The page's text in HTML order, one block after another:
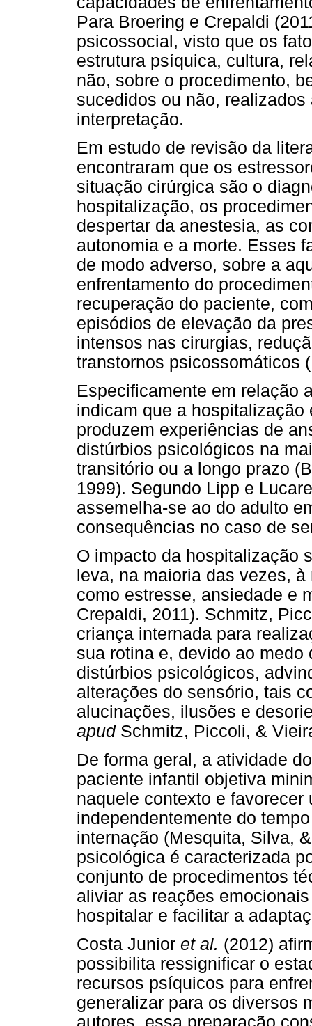
Para Broering e Crepaldi
psicossocial, visto que os
estrutura psíquica, cultura,
não, sobre o procedimento,
sucedidos ou não,
interpretação.
Em estudo de revisão da
encontraram que os
situação cirúrgica são o
hospitalização, os
despertar da anestesia, as
autonomia e a morte. Esses
de modo adverso, sobre a
enfrentamento do
recuperação do paciente,
episódios de elevação da
intensos nas cirurgias,
transtornos psicossomáticos
Especificamente em relação
indicam que a
produzem experiências de
distúrbios psicológicos na
transitório ou a longo prazo
1999). Segundo Lipp e
assemelha-se ao do adulto
consequências no caso de
O impacto da hospitalização
leva, na maioria das vezes,
como estresse, ansiedade e
Crepaldi, 2011). Schmitz,
criança internada para
sua rotina e, devido ao
distúrbios psicológicos,
alterações do sensório, tais
alucinações, ilusões e
apudSchmitz, Piccoli, &
De forma geral, a atividade
paciente infantil objetiva
naquele contexto e
independentemente do
internação (Mesquita, Silva,
psicológica é caracterizada
conjunto de procedimentos
aliviar as reações
hospitalar e facilitar a
Costa Junior et al. (2012)
possibilita ressignificar o
recursos psíquicos para
generalizar para os diversos